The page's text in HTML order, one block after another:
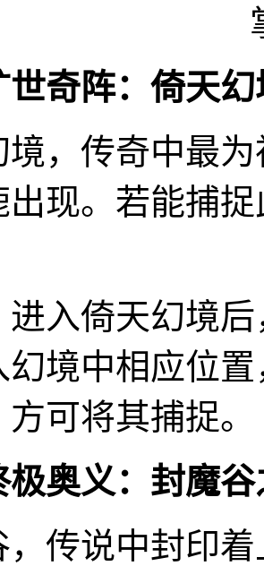
世奇阵：倚天幻
境，传奇中最
出现。若能捕
进入倚天幻境
幻境中相应位
可将其捕捉。
极奥义：封魔谷
，传说中封印